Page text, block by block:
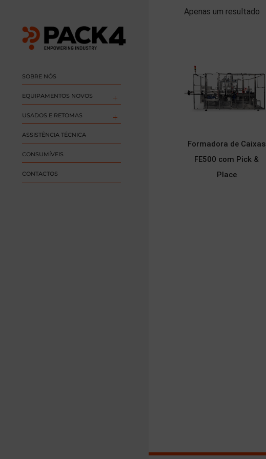
SOBRE NÓS
EQUIPAMENTOS NOVOS
USADOS E RETOMAS
ASSISTÊNCIA TÉCNICA
CONSUMÍVEIS
CONTACTOS
Apenas um resultado
Formadora de Caixas
FE500 com Pick &
Place